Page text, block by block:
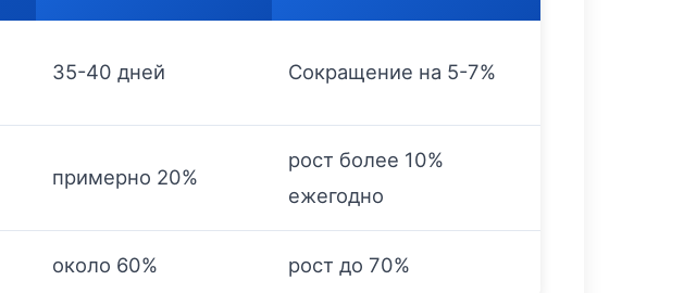
35-40 дней Сокращение на 5-7%
примерно 20%
рост более 10%
ежегодно
около 60% рост до 70%